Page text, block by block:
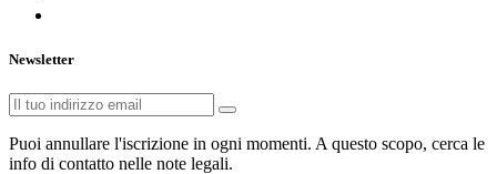
Newsletter
Puoi annullare l'iscrizione in ogni momenti. A questo scopo, cerca le
info di contatto nelle note legali.